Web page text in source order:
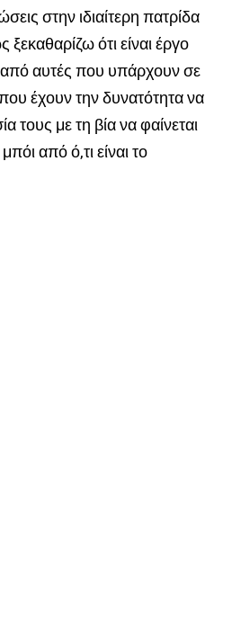
στην ιδιαίτερη πατρίδα
ότι είναι έργο
από αυτές που υπάρχουν σε
που έχουν την δυνατότητα να
τους με τη βία να φαίνεται
από ό,τι είναι το